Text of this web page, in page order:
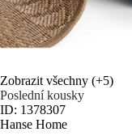
Zobrazit všechny (+5)
Poslední kousky
ID: 1378307
Hanse Home